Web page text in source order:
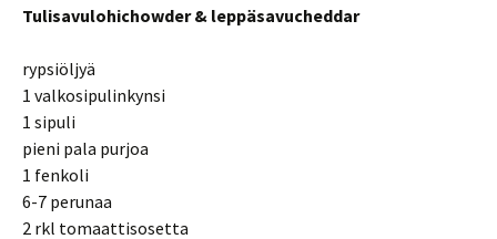
Tulisavulohichowder & leppäsavucheddar
rypsiöljyä
1 valkosipulinkynsi
1 sipuli
pieni pala purjoa
1 fenkoli
6-7 perunaa
2 rkl tomaattisosetta